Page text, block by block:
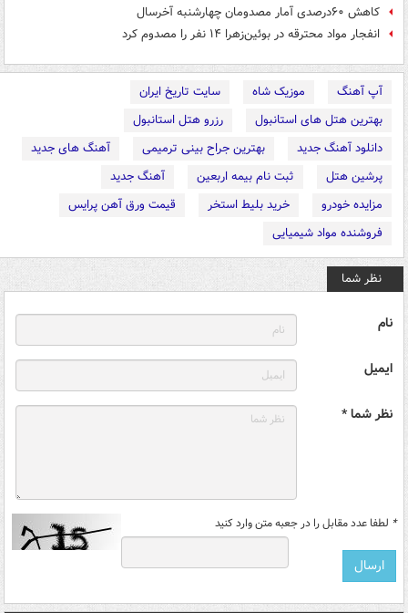
کاهش ۶۰درصدی آمار مصدومان چهارشنبه‌ آخرسال
انفجار مواد محترقه در بوئین‌زهرا ۱۴ نفر را مصدوم کرد
آپ آهنگ موزیک شاه
سایت تاریخ ایران
بهترین هتل های استانبول
رزرو هتل استانبول
دانلود آهنگ جدید
بهترین جراح بینی ترمیمی
آهنگ های جدید
پرشین هتل
ثبت نام بیمه اربعین
آهنگ جدید
مزایده خودرو
خرید بلیط استخر
قیمت ورق آهن پرایس
فروشنده مواد شیمیایی
نظر شما
نام
ایمیل
نظر شما *
* لطفا عدد مقابل را در جعبه متن وارد کنید